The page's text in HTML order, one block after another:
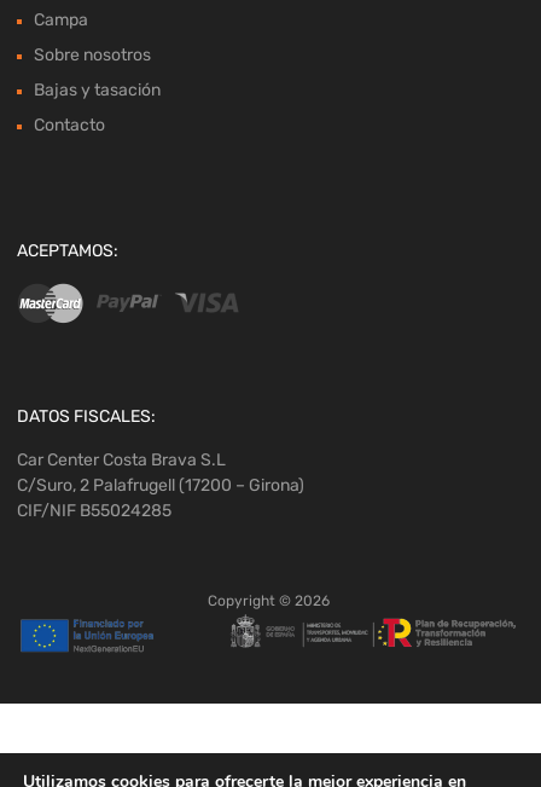
Campa
Sobre nosotros
Bajas y tasación
Contacto
ACEPTAMOS:
DATOS FISCALES:
Car Center Costa Brava S.L
C/Suro, 2 Palafrugell (17200 – Girona)
CIF/NIF B55024285
Copyright © 2026
Utilizamos cookies para ofrecerte la mejor experiencia en